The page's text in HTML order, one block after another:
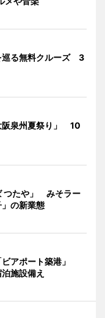
巡る無料クルーズ 3
阪泉州夏祭り」 10
つたや」 みそラー
の新業態
ビアポート築港」
施設備え